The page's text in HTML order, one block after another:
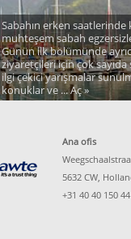
Sabahın erken saatlerinde
muhteşem sabah
Günün ilk bölümünde
ziyaretçileri için çok
ilgi çekici yarışmalar
konuklar ve ... Aç »
Ana ofis
5632 CW,
+31 40 40 150 44